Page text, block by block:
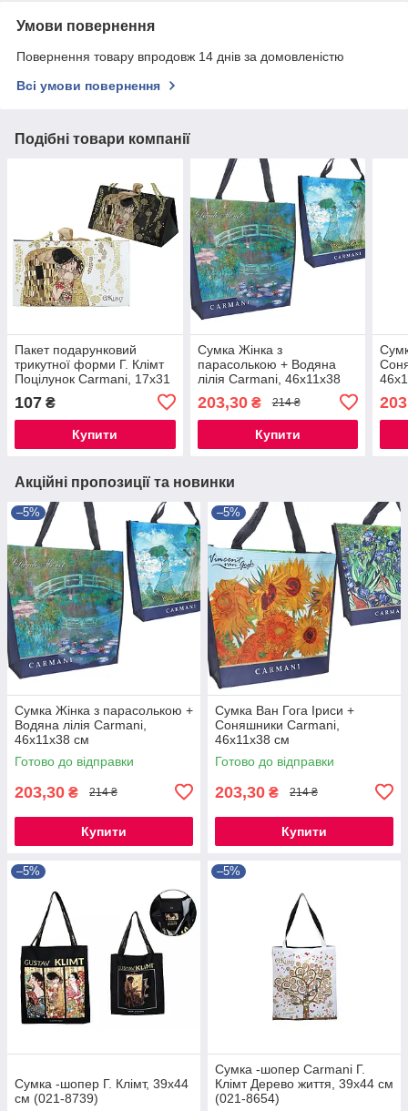
Умови повернення
Повернення товару впродовж 14 днів за домовленістю
Всі умови повернення
Подібні товари компанії
Пакет подарунковий
трикутної форми Г. Клімт
Поцілунок Carmani, 17x31
107 ₴
Купити
Сумка Жінка з
парасолькою + Водяна
лілія Carmani, 46х11х38
203,30₴ 214 ₴
Купити
Акційні пропозиції та новинки
–5%
Сумка Жінка з парасолькою +
Водяна лілія Carmani,
46х11х38 см
Готово до відправки
203,30 ₴ 214 ₴
Купити
–5%
Сумка Ван Гога Іриси +
Соняшники Carmani,
46х11х38 см
Готово до відправки
203,30 ₴ 214 ₴
Купити
–5%
Сумка -шопер Г. Клімт, 39х44
см (021-8739)
–5%
Сумка -шопер Carmani Г.
Клімт Дерево життя, 39х44 см
(021-8654)